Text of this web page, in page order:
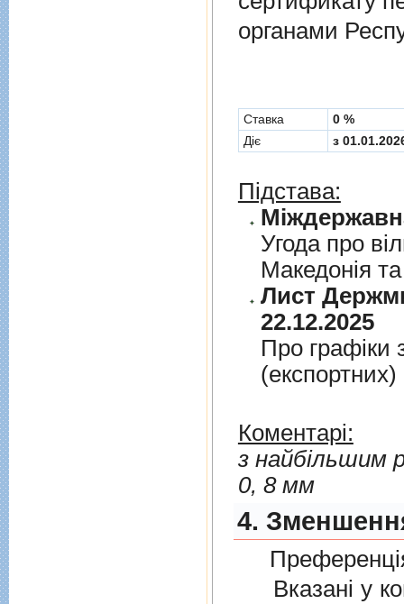
органами
Cтавка
0 %
Діє
з
Підстава:
Угода про
Македонiя
Лист
22.12.2025
Про графiки
Коментарі:
з найбільшим
0, 8 мм
4.
Вказані у